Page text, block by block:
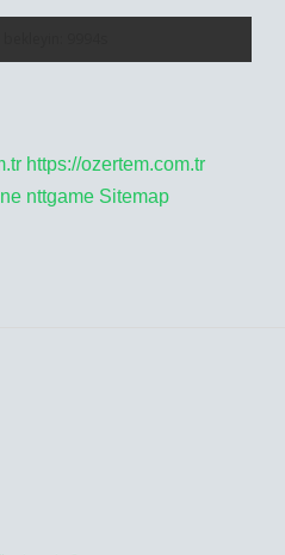
https://ozertem.com.tr
nttgame Sitemap